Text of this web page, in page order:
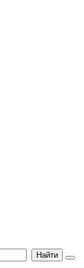
Найти